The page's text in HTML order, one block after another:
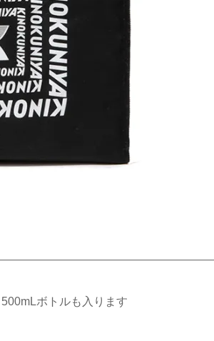
500mLボトルも入ります